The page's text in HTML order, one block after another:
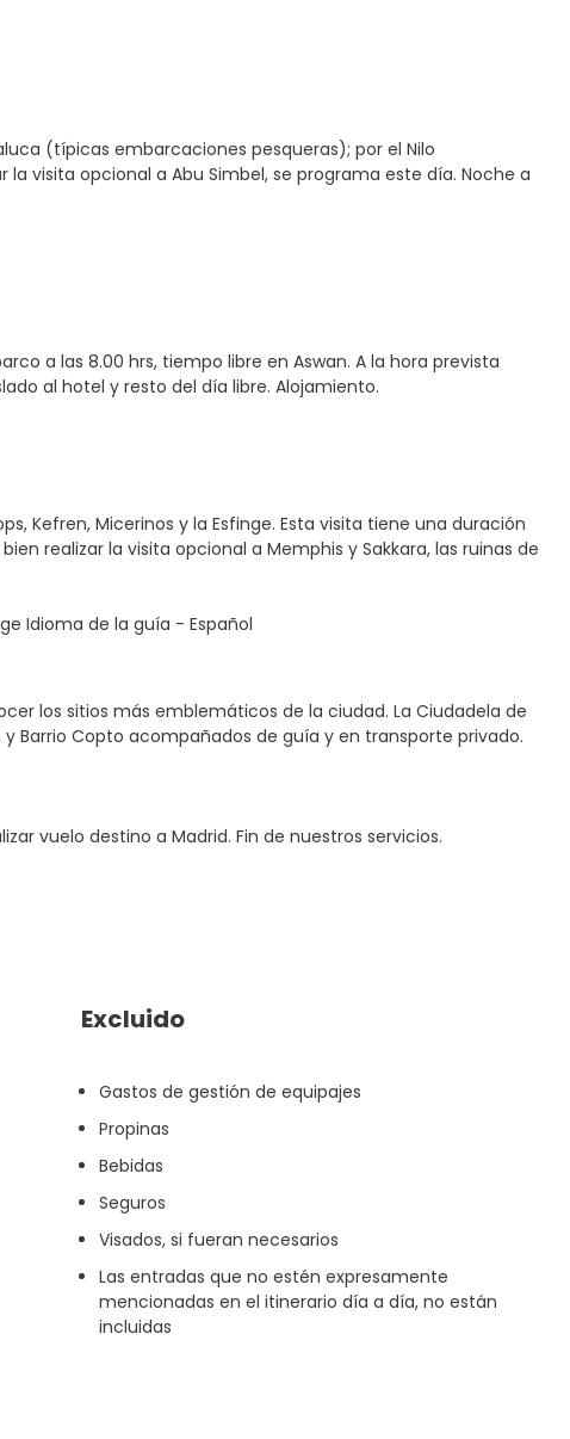
(típicas embarcaciones pesqueras); por el Nilo
visita opcional a Abu Simbel, se programa este día. Noche a
a las 8.00 hrs, tiempo libre en Aswan. A la hora prevista
al hotel y resto del día libre. Alojamiento.
Kefren, Micerinos y la Esfinge. Esta visita tiene una duración
realizar la visita opcional a Memphis y Sakkara, las ruinas de
Idioma de la guía - Español
los sitios más emblemáticos de la ciudad. La Ciudadela de
y Barrio Copto acompañados de guía y en transporte privado.
vuelo destino a Madrid. Fin de nuestros servicios.
Excluido
Gastos de gestión de equipajes
Propinas
Bebidas
Seguros
Visados, si fueran necesarios
Las entradas que no estén expresamente
mencionadas en el itinerario día a día, no están
incluidas